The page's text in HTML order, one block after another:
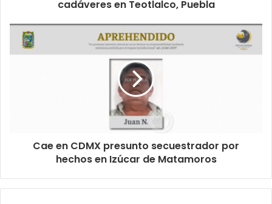
cadáveres en Teotlalco, Puebla
Cae en CDMX presunto secuestrador por
hechos en Izúcar de Matamoros